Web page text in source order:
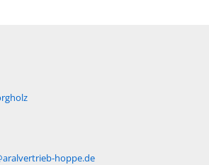
hoppe.de